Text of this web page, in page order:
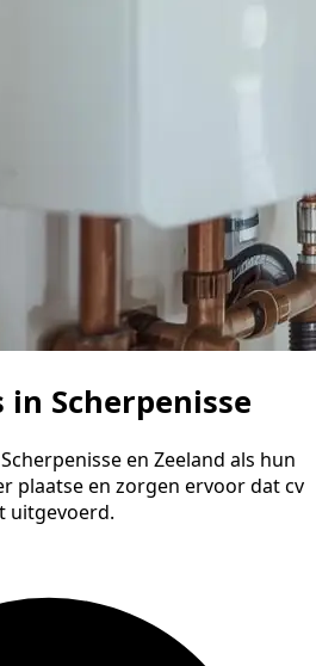
Scherpenisse
en Zeeland als hun
plaatse en zorgen ervoor dat cv
uitgevoerd.